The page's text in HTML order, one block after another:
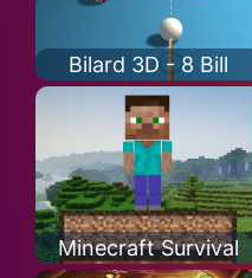
Bilard 3D - 8 Bill
Minecraft Survival